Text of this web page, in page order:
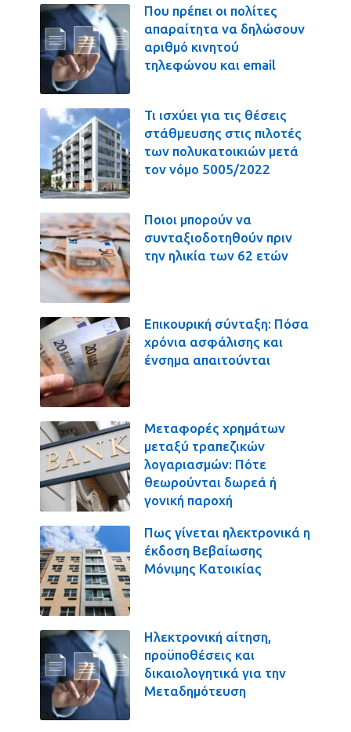
Που πρέπει οι πολίτες
απαραίτητα να δηλώσουν
αριθμό κινητού
τηλεφώνου και email
Τι ισχύει για τις θέσεις
στάθμευσης στις πιλοτές
των πολυκατοικιών μετά
τον νόμο 5005/2022
Ποιοι μπορούν να
συνταξιοδοτηθούν πριν
την ηλικία των 62 ετών
Επικουρική σύνταξη: Πόσα
χρόνια ασφάλισης και
ένσημα απαιτούνται
Μεταφορές χρημάτων
μεταξύ τραπεζικών
λογαριασμών: Πότε
θεωρούνται δωρεά ή
γονική παροχή
Πως γίνεται ηλεκτρονικά η
έκδοση Βεβαίωσης
Μόνιμης Κατοικίας
Ηλεκτρονική αίτηση,
προϋποθέσεις και
δικαιολογητικά για την
Μεταδημότευση